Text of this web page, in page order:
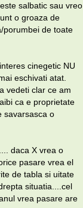
salbatic sau vreo
o groaza de
porumbei de toate
cinegetic NU
eschivati atat.
vedeti clar ce am
ca e proprietate
savarsasca o
daca X vrea o
pasare vrea el
de tabla si uitate
situatia....cel
vrea pasare are